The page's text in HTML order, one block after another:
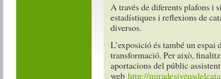
A través de diferents plafons i
estadístiques i reflexions de
diversos.
L’exposició és també un espai
transformació. Per això,
aportacions del públic
web http://